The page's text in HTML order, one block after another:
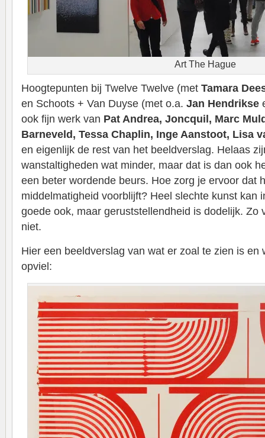
Art The Hague
Hoogtepunten bij Twelve Twelve (met Tamara
en Schoots + Van Duyse (met o.a. Jan Hendrikse
ook fijn werk van Pat Andrea, Joncquil, Marc
Barneveld, Tessa Chaplin, Inge Aanstoot, Lisa
en eigenlijk de rest van het beeldverslag. Helaas
wanstaltigheden wat minder, maar dat is dan ook
een beter wordende beurs. Hoe zorg je ervoor dat
middelmatigheid voorblijft? Heel slechte kunst kan
goede ook, maar geruststellendheid is dodelijk. Zo
niet.
Hier een beeldverslag van wat er zoal te zien is en
opviel: